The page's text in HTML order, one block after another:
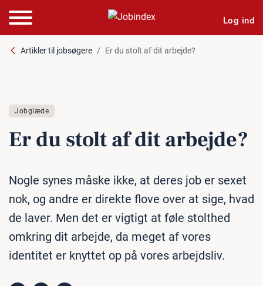
Log ind
Artikler til jobsøgere Er du stolt af dit arbejde?
Jobglæde
Er du stolt af dit arbejde?
Nogle synes måske ikke, at deres job er sexet
nok, og andre er direkte flove over at sige, hvad
de laver. Men det er vigtigt at føle stolthed
omkring dit arbejde, da meget af vores
identitet er knyttet op på vores arbejdsliv.